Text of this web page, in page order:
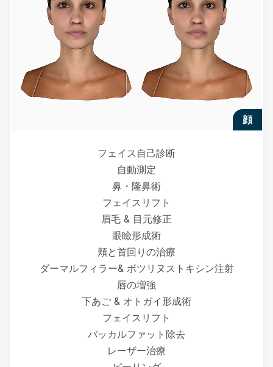
顔
フェイス自己診断
自動測定
鼻・隆鼻術
フェイスリフト
眉毛 & 目元修正
眼瞼形成術
頬と首回りの治療
ダーマルフィラー& ボツリヌストキシン注射
唇の増強
下あご & オトガイ形成術
フェイスリフト
バッカルファット除去
レーザー治療